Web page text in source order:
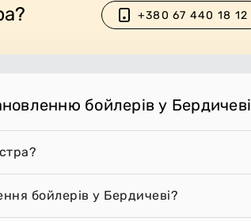
+380 67 440 18 12
бойлерів у Бердичеві
бойлерів у Бердичеві?